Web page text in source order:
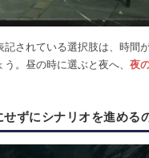
記されている選択肢は、時間
。昼の時に選ぶと夜へ、 夜
せずにシナリオを進める